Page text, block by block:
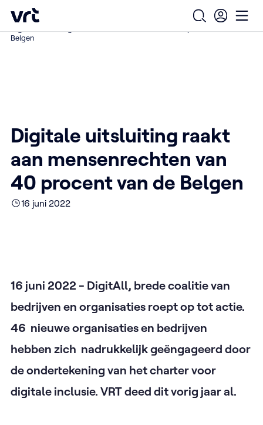
Ga naar de hoofdinhoud
VRT (home)
Open
Home /
Belgen
Digitale uitsluiting raakt
aan mensenrechten van
40 procent van de Belgen
16 juni 2022
16 juni 2022 - DigitAll, brede coalitie van
bedrijven en organisaties roept op tot actie.
46 nieuwe organisaties en bedrijven
hebben zich nadrukkelijk geëngageerd door
de ondertekening van het charter voor
digitale inclusie. VRT deed dit vorig jaar al.